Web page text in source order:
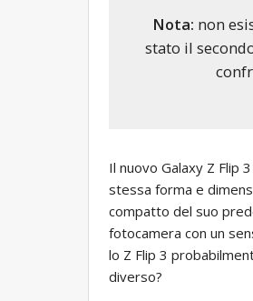
Nota: non
stato il
Il nuovo Galaxy Z Flip
stessa forma e
compatto del suo
fotocamera con un
lo Z Flip 3
diverso?